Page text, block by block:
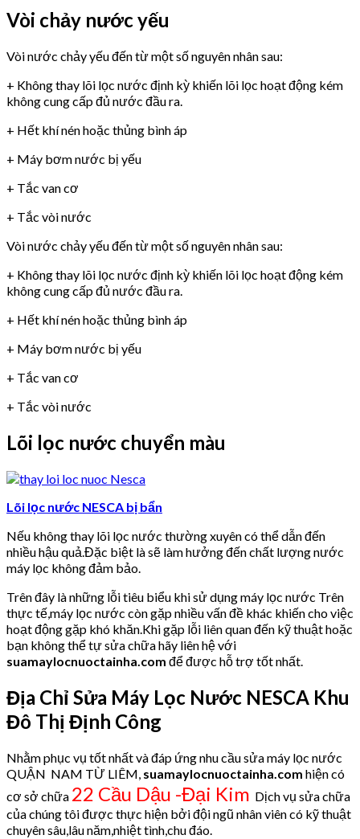
Vòi chảy nước yếu
Vòi nước chảy yếu đến từ một số nguyên nhân sau:
+ Không thay lõi lọc nước định kỳ khiến lõi lọc hoạt động kém
không cung cấp đủ nước đầu ra.
+ Hết khí nén hoặc thủng bình áp
+ Máy bơm nước bị yếu
+ Tắc van cơ
+ Tắc vòi nước
Vòi nước chảy yếu đến từ một số nguyên nhân sau:
+ Không thay lõi lọc nước định kỳ khiến lõi lọc hoạt động kém
không cung cấp đủ nước đầu ra.
+ Hết khí nén hoặc thủng bình áp
+ Máy bơm nước bị yếu
+ Tắc van cơ
+ Tắc vòi nước
Lõi lọc nước chuyển màu
Lõi lọc nước NESCA bị bẩn
Nếu không thay lõi lọc nước thường xuyên có thể dẫn đến
nhiều hậu quả.Đặc biệt là sẽ làm hưởng đến chất lượng nước
máy lọc không đảm bảo.
Trên đây là những lỗi tiêu biểu khi sử dụng máy lọc nước Trên
thực tế,máy lọc nước còn gặp nhiều vấn đề khác khiến cho việc
hoạt động gặp khó khăn.Khi gặp lỗi liên quan đến kỹ thuật hoặc
bạn không thể tự sửa chữa hãy liên hệ với
suamaylocnuoctainha.com để được hỗ trợ tốt nhất.
Địa Chỉ Sửa Máy Lọc Nước NESCA Khu
Đô Thị Định Công
Nhằm phục vụ tốt nhất và đáp ứng nhu cầu sửa máy lọc nước
QUẬN NAM TỪ LIÊM, suamaylocnuoctainha.com hiện có
cơ sở chữa 22 Cầu Dậu -Đại Kim Dịch vụ sửa chữa
của chúng tôi được thực hiện bởi đội ngũ nhân viên có kỹ thuật
chuyên sâu,lâu năm,nhiệt tình,chu đáo.